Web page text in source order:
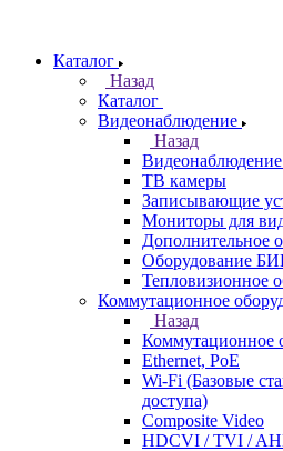
Каталог
Назад
Каталог
Видеонаблюдение
Назад
Видеонаблюдение
ТВ камеры
Записывающие
Мониторы для
Дополнительное
Оборудование
Тепловизионное
Коммутационное
Назад
Коммутационное
Ethernet, PoE
Wi-Fi (Базовые
доступа)
Composite Video
HDCVI / TVI /